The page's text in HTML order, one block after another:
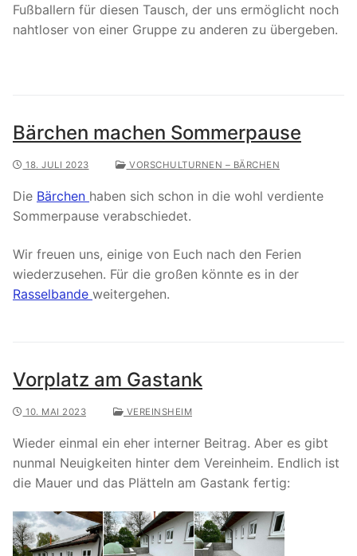
Fußballern für diesen Tausch, der uns ermöglicht noch
nahtloser von einer Gruppe zu anderen zu übergeben.
Bärchen machen Sommerpause
18. JULI 2023 VORSCHULTURNEN – BÄRCHEN
Die Bärchen haben sich schon in die wohl verdiente
Sommerpause verabschiedet.
Wir freuen uns, einige von Euch nach den Ferien
wiederzusehen. Für die großen könnte es in der
Rasselbande weitergehen.
Vorplatz am Gastank
10. MAI 2023 VEREINSHEIM
Wieder einmal ein eher interner Beitrag. Aber es gibt
nunmal Neuigkeiten hinter dem Vereinheim. Endlich ist
die Mauer und das Plätteln am Gastank fertig: